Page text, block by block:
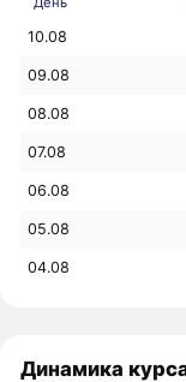
10.08
09.08
08.08
07.08
06.08
05.08
04.08
Динамика